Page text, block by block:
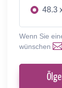
48.3
Wenn Sie
wünschen